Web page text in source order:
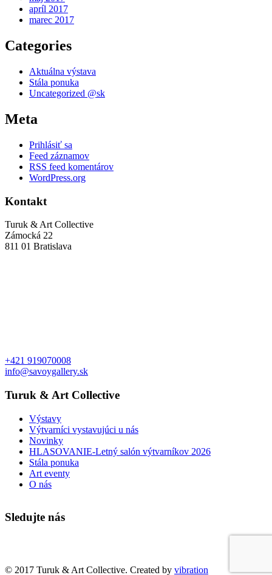
apríl 2017
marec 2017
Categories
Aktuálna výstava
Stála ponuka
Uncategorized @sk
Meta
Prihlásiť sa
Feed záznamov
RSS feed komentárov
WordPress.org
Kontakt
Turuk & Art Collective
Zámocká 22
811 01 Bratislava
+421 919070008
info@savoygallery.sk
Turuk & Art Collective
Výstavy
Výtvarníci vystavujúci u nás
Novinky
HLASOVANIE-Letný salón výtvarníkov 2026
Stála ponuka
Art eventy
O nás
Sledujte nás
© 2017 Turuk & Art Collective. Created by vibration